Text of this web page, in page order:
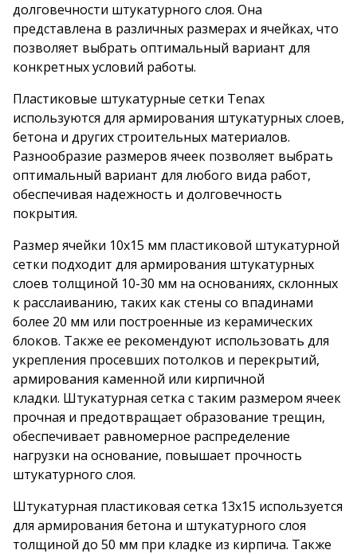
долговечности штукатурного слоя. Она
представлена в различных размерах и ячейках, что
позволяет выбрать оптимальный вариант для
конкретных условий работы.
Пластиковые штукатурные сетки Tenax
используются для армирования штукатурных слоев,
бетона и других строительных материалов.
Разнообразие размеров ячеек позволяет выбрать
оптимальный вариант для любого вида работ,
обеспечивая надежность и долговечность
покрытия.
Размер ячейки 10х15 мм пластиковой штукатурной
сетки подходит для армирования штукатурных
слоев толщиной 10-30 мм на основаниях, склонных
к расслаиванию, таких как стены со впадинами
более 20 мм или построенные из керамических
блоков. Также ее рекомендуют использовать для
укрепления просевших потолков и перекрытий,
армирования каменной или кирпичной
кладки. Штукатурная сетка с таким размером ячеек
прочная и предотвращает образование трещин,
обеспечивает равномерное распределение
нагрузки на основание, повышает прочность
штукатурного слоя.
Штукатурная пластиковая сетка 13х15 используется
для армирования бетона и штукатурного слоя
толщиной до 50 мм при кладке из кирпича. Также